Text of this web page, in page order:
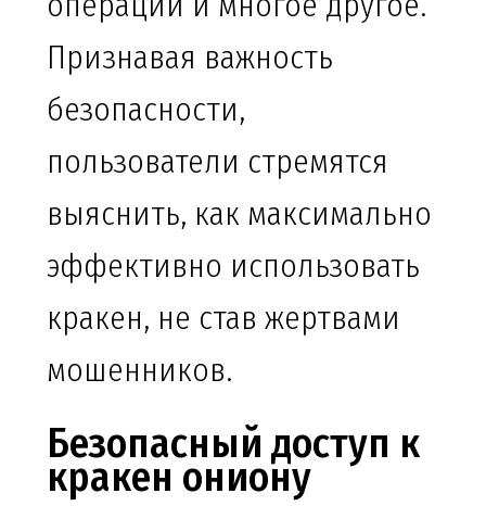
Признавая важность
безопасности,
пользователи стремятся
выяснить, как максимально
эффективно использовать
кракен, не став жертвами
мошенников.
Безопасный доступ к
кракен ониону